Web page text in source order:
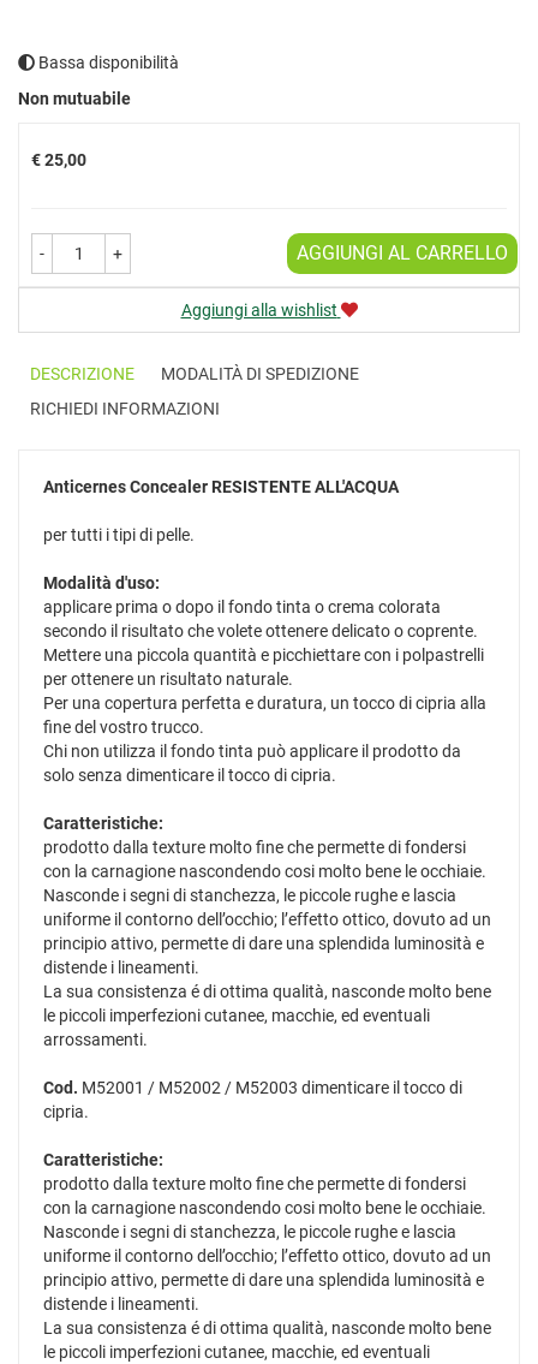
Bassa disponibilità
Non mutuabile
Prezzo
€ 25,00
- + AGGIUNGI AL CARRELLO
Aggiungi alla wishlist
DESCRIZIONE
MODALITÀ DI SPEDIZIONE
RICHIEDI INFORMAZIONI
Anticernes Concealer RESISTENTE ALL'ACQUA
per tutti i tipi di pelle.
Modalità d'uso:
applicare prima o dopo il fondo tinta o crema colorata
secondo il risultato che volete ottenere delicato o coprente.
Mettere una piccola quantità e picchiettare con i polpastrelli
per ottenere un risultato naturale.
Per una copertura perfetta e duratura, un tocco di cipria alla
fine del vostro trucco.
Chi non utilizza il fondo tinta può applicare il prodotto da
solo senza dimenticare il tocco di cipria.
Caratteristiche:
prodotto dalla texture molto fine che permette di fondersi
con la carnagione nascondendo cosi molto bene le occhiaie.
Nasconde i segni di stanchezza, le piccole rughe e lascia
uniforme il contorno dell’occhio; l’effetto ottico, dovuto ad un
principio attivo, permette di dare una splendida luminosità e
distende i lineamenti.
La sua consistenza é di ottima qualità, nasconde molto bene
le piccoli imperfezioni cutanee, macchie, ed eventuali
arrossamenti.
Cod. M52001 / M52002 / M52003 dimenticare il tocco di
cipria.
Caratteristiche:
prodotto dalla texture molto fine che permette di fondersi
con la carnagione nascondendo cosi molto bene le occhiaie.
Nasconde i segni di stanchezza, le piccole rughe e lascia
uniforme il contorno dell’occhio; l’effetto ottico, dovuto ad un
principio attivo, permette di dare una splendida luminosità e
distende i lineamenti.
La sua consistenza é di ottima qualità, nasconde molto bene
le piccoli imperfezioni cutanee, macchie, ed eventuali